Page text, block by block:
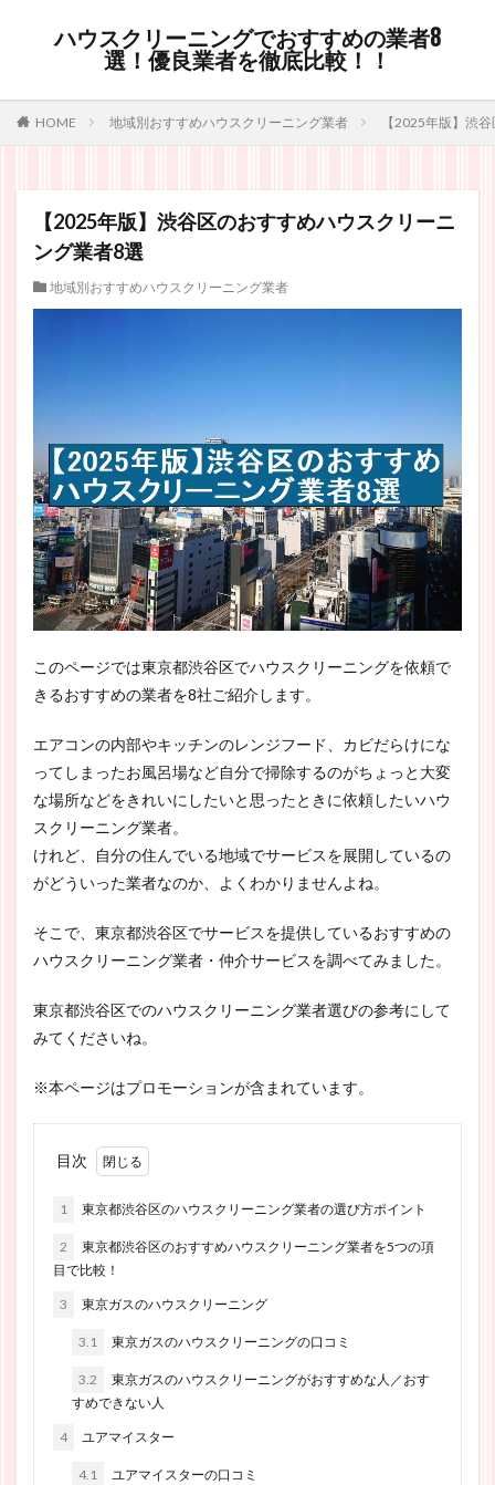
ハウスクリーニングでおすすめの業者8
選！優良業者を徹底比較！！
HOME 地域別おすすめハウスクリーニング業者 【2025年版】渋
【2025年版】渋谷区のおすすめハウスクリーニ
ング業者8選
地域別おすすめハウスクリーニング業者
このページでは東京都渋谷区でハウスクリーニングを依頼で
きるおすすめの業者を8社ご紹介します。
エアコンの内部やキッチンのレンジフード、カビだらけにな
ってしまったお風呂場など自分で掃除するのがちょっと大変
な場所などをきれいにしたいと思ったときに依頼したいハウ
スクリーニング業者。
けれど、自分の住んでいる地域でサービスを展開しているの
がどういった業者なのか、よくわかりませんよね。
そこで、東京都渋谷区でサービスを提供しているおすすめの
ハウスクリーニング業者・仲介サービスを調べてみました。
東京都渋谷区でのハウスクリーニング業者選びの参考にして
みてくださいね。
※本ページはプロモーションが含まれています。
目次
1 東京都渋谷区のハウスクリーニング業者の選び方ポイント
2
東京都渋谷区のおすすめハウスクリーニング業者を5つの項
目で比較！
3 東京ガスのハウスクリーニング
3.1 東京ガスのハウスクリーニングの口コミ
3.2
東京ガスのハウスクリーニングがおすすめな人／おす
すめできない人
4 ユアマイスター
4.1 ユアマイスターの口コミ